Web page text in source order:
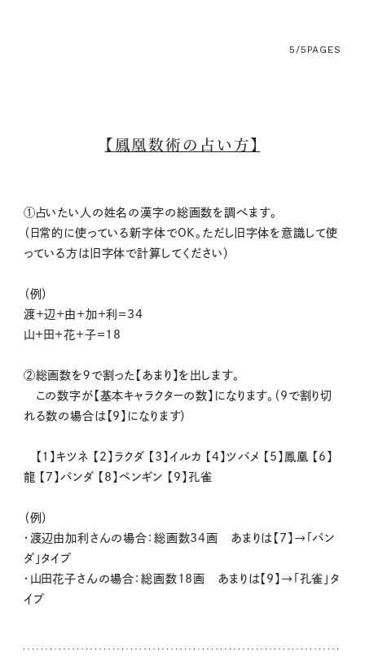
5/5 PAGES
【鳳凰数術の占い方】
①占いたい人の姓名の漢字の総画数を調べます。
（日常的に使っている新字体でOK。ただし旧字体を意識して使
っている方は旧字体で計算してください）
（例）
渡＋辺＋由＋加＋利＝34
山＋田＋花＋子＝18
②総画数を９で割った【あまり】を出します。
この数字が【基本キャラクターの数】になります。（9で割り切
れる数の場合は【9】になります）
【1】キツネ 【2】ラクダ 【3】イルカ 【4】ツバメ 【5】鳳凰 【6】
龍 【7】パンダ 【8】ペンギン 【9】孔雀
（例）
・渡辺由加利さんの場合：総画数34画 あまりは【7】→「パン
ダ」タイプ
・山田花子さんの場合：総画数18画 あまりは【9】→「孔雀」タ
イプ